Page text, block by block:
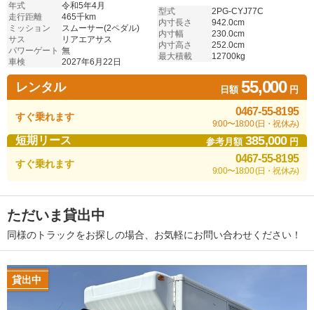
年式
令和5年4月
走行距離
465千km
ミッション
スムーサー(2ペダル)
サス
リアエアサス
パワーゲート 無
車検
2027年6月22日
型式
2PG-CYJ77C
内寸長さ
942.0cm
内寸幅
230.0cm
内寸高さ
252.0cm
最大積載
12700kg
レンタル 日額55,000円
すぐ乗れます 0467-55-8195
9:00〜18:00 (日・祝休み)
短期リース 参考月額385,000円
すぐ乗れます 0467-55-8195
9:00〜18:00 (日・祝休み)
ただいま貸出中
同様のトラックをお探しの場合、お気軽にお問い合わせください！
貸出中